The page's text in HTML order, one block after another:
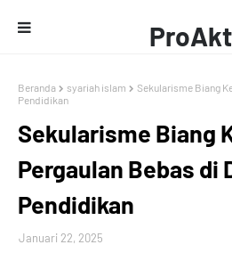
Beranda syariah islam
Sekularisme Biang
Pendidikan
Sekularisme Biang
Pergaulan Bebas di
Pendidikan
Januari 22, 2025